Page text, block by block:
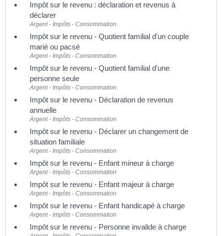
Impôt sur le revenu : déclaration et revenus à
déclarer
Argent - Impôts - Consommation
Impôt sur le revenu - Quotient familial d'un couple
marié ou pacsé
Argent - Impôts - Consommation
Impôt sur le revenu - Quotient familial d'une
personne seule
Argent - Impôts - Consommation
Impôt sur le revenu - Déclaration de revenus
annuelle
Argent - Impôts - Consommation
Impôt sur le revenu - Déclarer un changement de
situation familiale
Argent - Impôts - Consommation
Impôt sur le revenu - Enfant mineur à charge
Argent - Impôts - Consommation
Impôt sur le revenu - Enfant majeur à charge
Argent - Impôts - Consommation
Impôt sur le revenu - Enfant handicapé à charge
Argent - Impôts - Consommation
Impôt sur le revenu - Personne invalide à charge